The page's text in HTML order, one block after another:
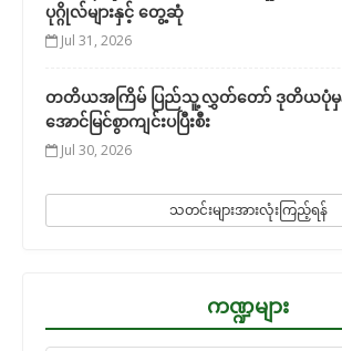
ပုဂ္ဂိုလ်များနှင့် တွေ့ဆုံ
Jul 31, 2026
တတိယအကြိမ် ပြည်သူ့လွှတ်တော် ဒုတိယပုံမှ
အောင်မြင်စွာကျင်းပပြီးစီး
Jul 30, 2026
သတင်းများအားလုံးကြည့်ရန်
ကဏ္ဍများ